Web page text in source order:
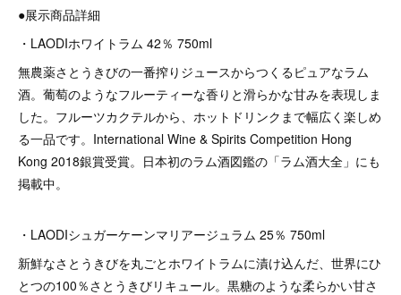
●展示商品詳細
・LAODIホワイトラム 42％ 750ml
無農薬さとうきびの一番搾りジュースからつくるピュアなラム
酒。葡萄のようなフルーティーな香りと滑らかな甘みを表現しま
した。フルーツカクテルから、ホットドリンクまで幅広く楽しめ
る一品です。International Wine & Spirits Competition Hong
Kong 2018銀賞受賞。日本初のラム酒図鑑の「ラム酒大全」にも
掲載中。
・LAODIシュガーケーンマリアージュラム 25％ 750ml
新鮮なさとうきびを丸ごとホワイトラムに漬け込んだ、世界にひ
とつの100％さとうきびリキュール。黒糖のような柔らかい甘さ